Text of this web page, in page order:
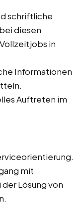
schriftliche
diesen
in
Informationen
Auftreten im
mit
Lösung von